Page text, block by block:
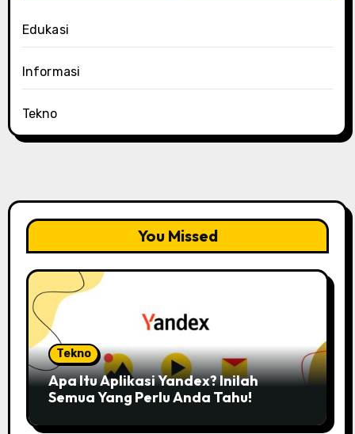
Edukasi
Informasi
Tekno
You Missed
Tekno
Apa Itu Aplikasi Yandex? Inilah
Semua Yang Perlu Anda Tahu!